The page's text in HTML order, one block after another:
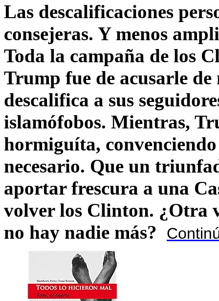
Las descalificaciones
consejeras. Y menos
Toda la campaña de los
Trump fue de acusarle
descalifica a sus
islamófobos. Mientras,
hormiguíta,
necesario. Que un
aportar frescura a una
volver los Clinton. ¿Otra
no hay nadie más?